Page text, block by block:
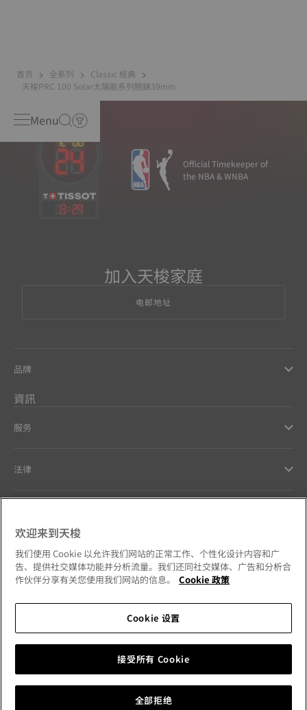
首页 全系列
Classic 經典
天梭PRC 100 Solar太陽能系列腕錶39mm
Menu
13:29
Official Timekeeper of
the NBA & WNBA
加入天梭家庭
电邮地址
品牌
資訊
服务
法律
Our commitments
Follow us on social media
Change country
欢迎来到天梭
我们使用 Cookie 以允许我们网站的正常工作、个性化设计内容和广
告、提供社交媒体功能并分析流量。我们还同社交媒体、广告和分析合
作伙伴分享有关您使用我们网站的信息。
Cookie 政策
Cookie 设置
全部拒绝
接受所有 Cookie